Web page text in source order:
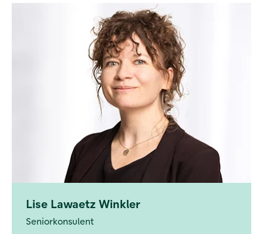
Lise Lawaetz Winkler
Seniorkonsulent